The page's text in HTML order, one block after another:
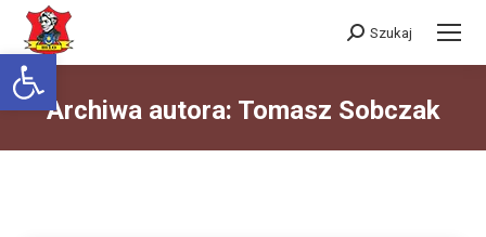
Otwórz pasek narzędzi
Szukaj:
Szukaj
Archiwa autora: Tomasz Sobczak